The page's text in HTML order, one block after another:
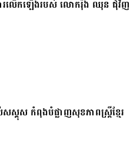
រលើកឡើងរបស់ លោករ៉ុង ឈុន ជុំវិ
គុស កំពុងបំផ្លាញសុខភាពស្ត្រីខ្មែរ